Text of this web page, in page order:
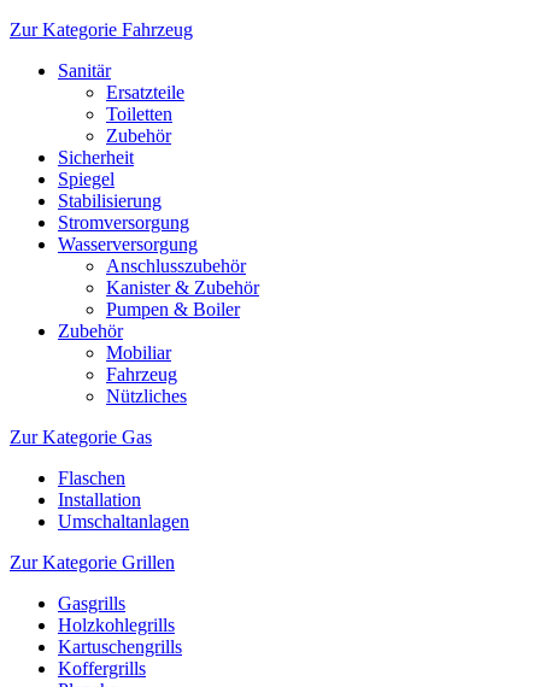
Zur Kategorie Fahrzeug
Sanitär
Ersatzteile
Toiletten
Zubehör
Sicherheit
Spiegel
Stabilisierung
Stromversorgung
Wasserversorgung
Anschlusszubehör
Kanister & Zubehör
Pumpen & Boiler
Zubehör
Mobiliar
Fahrzeug
Nützliches
Zur Kategorie Gas
Flaschen
Installation
Umschaltanlagen
Zur Kategorie Grillen
Gasgrills
Holzkohlegrills
Kartuschengrills
Koffergrills